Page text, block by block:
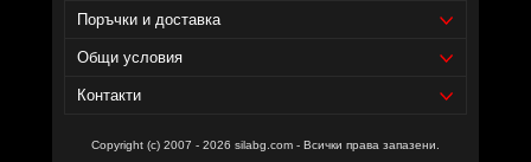
Поръчки и доставка
Общи условия
Контакти
Copyright (c) 2007 - 2026 silabg.com - Всички права запазени.